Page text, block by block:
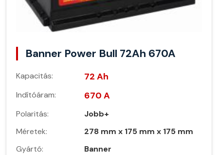
Banner Power Bull 72Ah 670A
Kapacitás: 72 Ah
Indítóáram: 670 A
Polaritás:
Jobb+
Méretek:
278 mm x 175 mm x 175 mm
Gyártó:
Banner